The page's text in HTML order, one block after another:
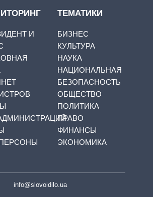
И
ТЕМАТИКИ
БИЗНЕС
КУЛЬТУРА
НАУКА
НАЦИОНАЛЬНАЯ
БЕЗОПАСНОСТЬ
ОБЩЕСТВО
ПОЛИТИКА
ПРАВО
ФИНАНСЫ
ЭКОНОМИКА
info@slovoidilo.ua